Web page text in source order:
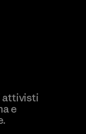
attivisti
e